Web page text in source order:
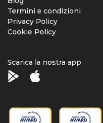
Termini e condizioni
Privacy Policy
Cookie Policy
Scarica la nostra app